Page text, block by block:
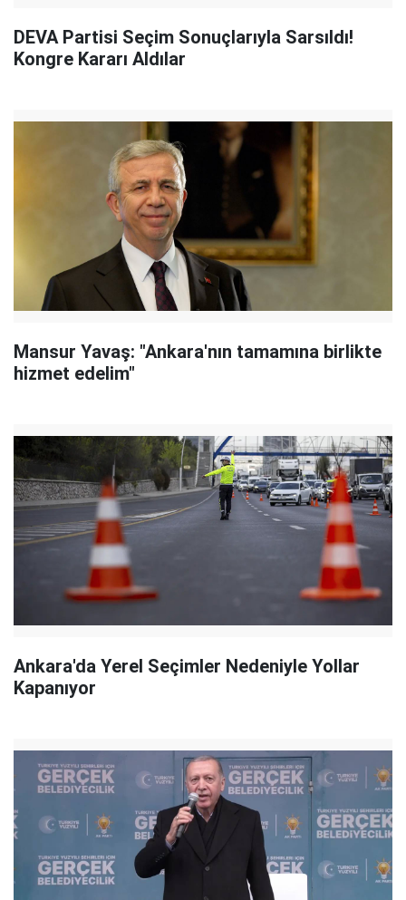
DEVA Partisi Seçim Sonuçlarıyla Sarsıldı!
Kongre Kararı Aldılar
Mansur Yavaş: "Ankara'nın tamamına birlikte
hizmet edelim"
Ankara'da Yerel Seçimler Nedeniyle Yollar
Kapanıyor